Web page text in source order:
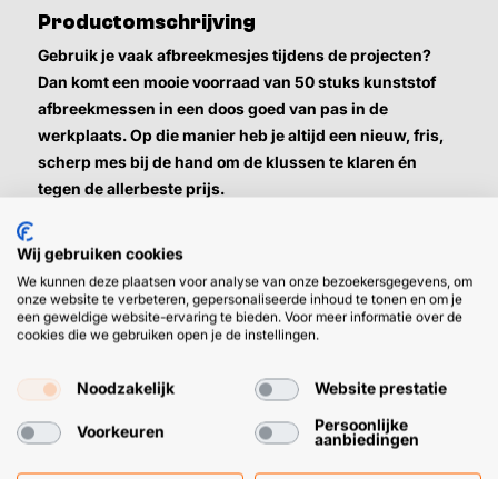
Productomschrijving
Gebruik je vaak afbreekmesjes tijdens de projecten?
Dan komt een mooie voorraad van 50 stuks kunststof
afbreekmessen in een doos goed van pas in de
werkplaats. Op die manier heb je altijd een nieuw, fris,
scherp mes bij de hand om de klussen te klaren én
tegen de allerbeste prijs.
Afbreekmes kunststof
Afbreekmes aluminium
Aluminium grip cutter
Wij gebruiken cookies
We kunnen deze plaatsen voor analyse van onze bezoekersgegevens, om
onze website te verbeteren, gepersonaliseerde inhoud te tonen en om je
een geweldige website-ervaring te bieden. Voor meer informatie over de
cookies die we gebruiken open je de instellingen.
Noodzakelijk Website prestatie
Voorkeuren
Persoonlijke
aanbiedingen